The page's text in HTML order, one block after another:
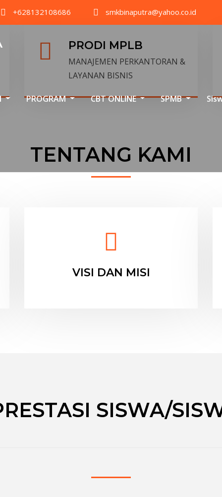
+628132108686 smkbinaputra@yahoo.co.id
PROGRAM CBT ONLINE SPMB
PRODI MPLB
MANAJEMEN PERKANTORAN &
LAYANAN BISNIS
TENTANG KAMI
VISI DAN MISI
SISWA/